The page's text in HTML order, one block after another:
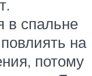
в спальне
на
потому